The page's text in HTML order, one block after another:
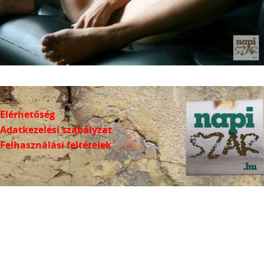
Elérhetőség
Adatkezelési szabályzat
Felhasználási feltételek